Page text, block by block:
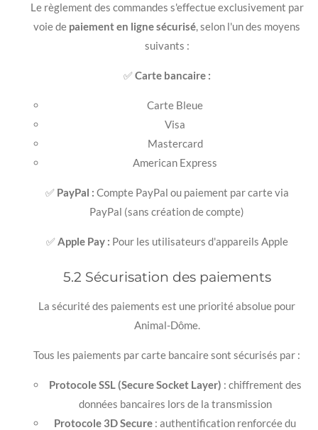
Le règlement des commandes s'effectue exclusivement par
voie de paiement en ligne sécurisé, selon l'un des moyens
suivants :
✅Carte bancaire :
Carte Bleue
Visa
Mastercard
American Express
✅ PayPal : Compte PayPal ou paiement par carte via
PayPal (sans création de compte)
✅Apple Pay : Pour les utilisateurs d'appareils Apple
5.2 Sécurisation des paiements
La sécurité des paiements est une priorité absolue pour
Animal-Dôme.
Tous les paiements par carte bancaire sont sécurisés par :
Protocole SSL (Secure Socket Layer) : chiffrement des
données bancaires lors de la transmission
Protocole 3D Secure : authentification renforcée du